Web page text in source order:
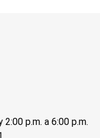
2:00 p.m. a 6:00 p.m.